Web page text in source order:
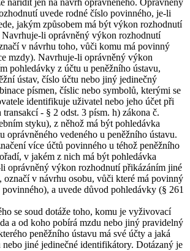
nařídit jen na návrh oprávněného. Oprávněný
uvede rodné číslo povinného, je-li
jakým způsobem má být výkon rozhodnutí
li oprávněný výkon rozhodnutí
v návrhu toho, vůči komu má povinný
mzdy). Navrhuje-li oprávněný výkon
pohledávky z účtu u peněžního ústavu,
ústav, číslo účtu nebo jiný jedinečný
písmen, číslic nebo symbolů, kterými se
identifikuje uživatel nebo jeho účet při
- § 2 odst. 3 písm. h) zákona č.
styku), z něhož má být pohledávka
oprávněného vedeného u peněžního ústavu.
více účtů povinného u téhož peněžního
v jakém z nich má být pohledávka
oprávněný výkon rozhodnutí přikázáním jiné
označí v návrhu osobu, vůči které má povinný
a uvede důvod pohledávky (§ 261
se soud dotáže toho, komu je vyživovací
a od koho pobírá mzdu nebo jiný pravidelný
peněžního ústavu má své účty a jaká
nebo jiné jedinečné identifikátory. Dotázaný je